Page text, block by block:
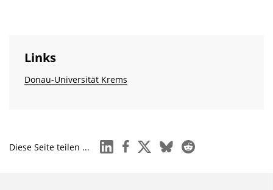
Links
Donau-Universität Krems
Diese Seite teilen ... linkedinfacebook
x blueskyreddit